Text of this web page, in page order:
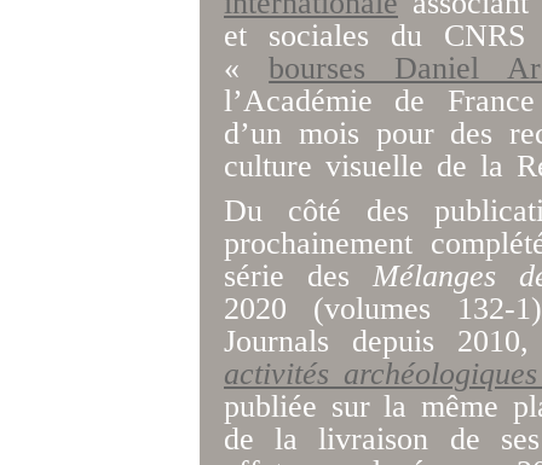
et sociales du
«bourses Daniel
l’Académie de
d’un mois pour des
culture visuelle de la
Du côté des
prochainement
série des Mélanges
2020 (volumes 132-
Journals depuis
activités
publiée sur la même
de la livraison de